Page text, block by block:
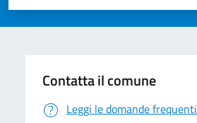
Valuta 5 stelle su 5
Valuta 4 stelle su 5
Valuta 3 stelle su 5
Valuta 2 stelle su 5
Valuta 1 stelle su 5
Contatta il comune
Leggi le domande frequenti